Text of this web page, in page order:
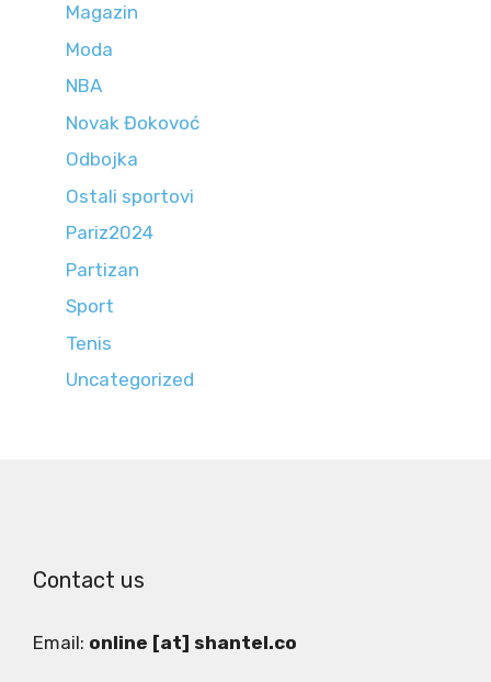
Magazin
Moda
NBA
Novak Đokovoć
Odbojka
Ostali sportovi
Pariz2024
Partizan
Sport
Tenis
Uncategorized
Contact us
Email: online [at] shantel.co